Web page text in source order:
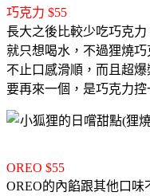
巧克力 $55
長大之後比較少吃巧克
就只想喝水， 不過狸燒巧
不止口感滑順，而且超爆
要再來一個，是巧克力
OREO $55
OREO的內餡跟其他口味